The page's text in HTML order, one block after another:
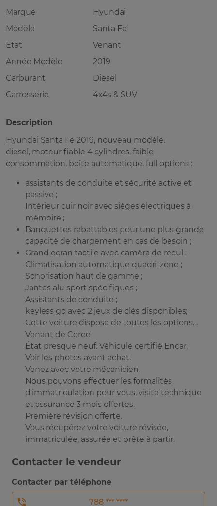
Marque
Hyundai
Modèle
Santa Fe
Etat
Venant
Année Modèle
2019
Carburant
Diesel
Carrosserie
4x4s & SUV
Description
Hyundai Santa Fe 2019, nouveau modèle.
diesel, moteur fiable 4 cylindres, faible
consommation, boîte automatique, full options :
assistants de conduite et sécurité active et
passive ;
Intérieur cuir noir avec sièges électriques à
mémoire ;
Banquettes rabattables pour une plus grande
capacité de chargement en cas de besoin ;
Grand ecran tactile avec caméra de recul ;
Climatisation automatique quadri-zone ;
Sonorisation haut de gamme ;
Jantes alu sport spécifiques ;
Assistants de conduite ;
keyless go avec 2 jeux de clés disponibles;
⁠Cette voiture dispose de toutes les options. .
Venant de Coree
État presque neuf. Véhicule certifié Encar,
Voir les photos avant achat.
Venez avec votre mécanicien.
Nous pouvons effectuer les formalités
d'immatriculation pour vous, visite technique
et assurance 3 mois offertes.
Première révision offerte.
Vous récupérez votre voiture révisée,
immatriculée, assurée et prête à partir.
Contacter le vendeur
Contacter par téléphone
788 *** ****